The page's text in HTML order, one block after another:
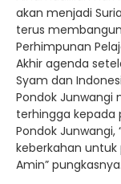
akan menjadi
terus
Perhimpunan
Akhir agenda
Syam dan
Pondok Junwangi
terhingga
Pondok
keberkahan untuk
Amin” pungkasnya.